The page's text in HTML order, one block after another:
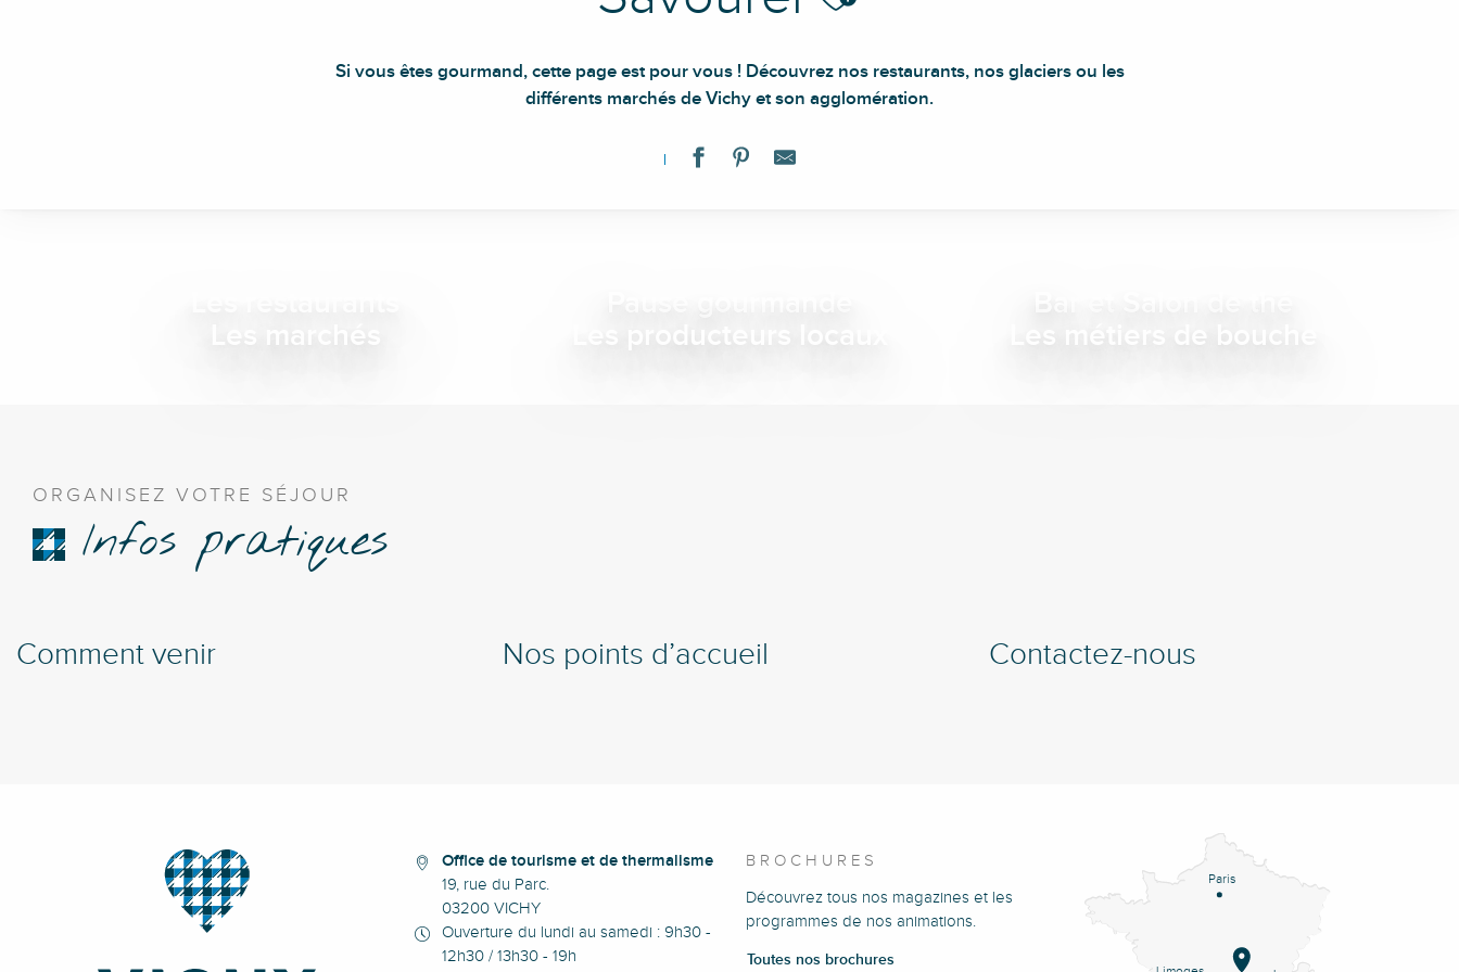
Si vous êtes gourmand, cette page est pour vous ! Découvrez nos restaurants, nos glaciers ou les
différents marchés de Vichy et son agglomération.
Les marchés
Les producteurs locaux Les métiers de bouche
ORGANISEZ VOTRE SÉJOUR
Infos pratiques
Comment venir Nos points d’accueil Contactez-nous
Office de tourisme et de thermalisme
19, rue du Parc.
03200 VICHY
Ouverture du lundi au samedi : 9h30 -
12h30 / 13h30 - 19h
BROCHURES
Découvrez tous nos magazines et les
programmes de nos animations.
Toutes nos brochures
Paris